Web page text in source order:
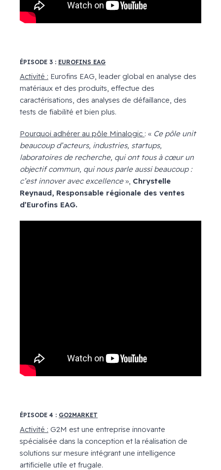
ÉPISODE 3 : EUROFINS EAG
Activité : Eurofins EAG, leader global en analyse des
matériaux et des produits, effectue des
caractérisations, des analyses de défaillance, des
tests de fiabilité et bien plus.
Pourquoi adhérer au pôle Minalogic : « Ce pôle unit
beaucoup d’acteurs, industries, startups,
laboratoires de recherche, qui ont tous à cœur un
objectif commun, qui nous parle aussi beaucoup :
c’est innover avec excellence», Chrystelle
Reynaud, Responsable régionale des ventes
d’Eurofins EAG.
ÉPISODE 4 : GO2MARKET
Activité : G2M est une entreprise innovante
spécialisée dans la conception et la réalisation de
solutions sur mesure intégrant une intelligence
artificielle utile et frugale.